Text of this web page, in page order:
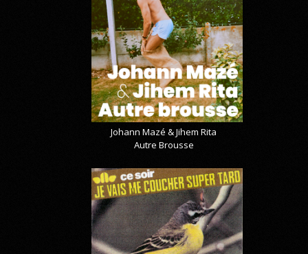
Johann Mazé & Jihem Rita
Autre Brousse